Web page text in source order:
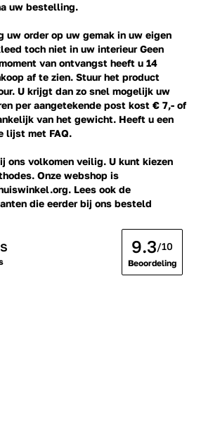
uw bestelling.
uw order op uw gemak in uw eigen
toch niet in uw interieur Geen
van ontvangst heeft u 14
af te zien. Stuur het product
U krijgt dan zo snel mogelijk uw
per aangetekende post kost € 7,- of
van het gewicht. Heeft u een
lijst met FAQ.
ons volkomen veilig. U kunt kiezen
Onze webshop is
Lees ook de
die eerder bij ons besteld
9.3/10
Beoordeling